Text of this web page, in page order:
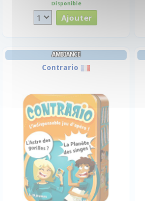
Disponible
AMBIANCE
Contrario